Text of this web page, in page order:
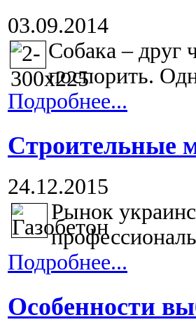
03.09.2014
Собака – друг
поспорить.
Подробнее...
Строительные
24.12.2015
Рынок
Подробнее...
Особенности